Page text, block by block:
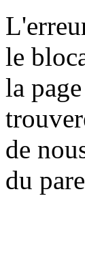
le
la page
de
du